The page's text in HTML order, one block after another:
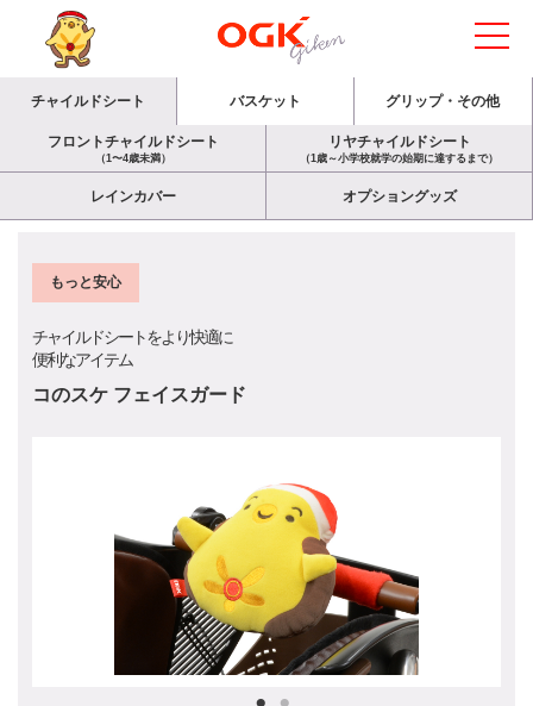
チャイルドシート バスケット グリップ・その他
フロントチャイルドシート
（1〜4歳未満）
リヤチャイルドシート
（1歳～小学校就学の始期に達するまで）
レインカバー オプショングッズ
もっと安心
チャイルドシートをより快適に
便利なアイテム
コのスケ フェイスガード